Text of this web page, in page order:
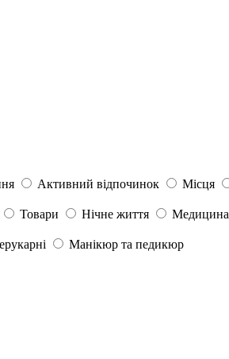
Активний відпочинок Місця
Товари Нічне життя Медицина
Манікюр та педикюр